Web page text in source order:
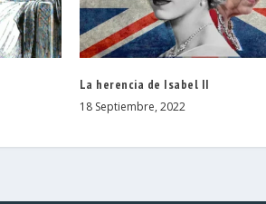
La herencia de Isabel II
18 Septiembre, 2022